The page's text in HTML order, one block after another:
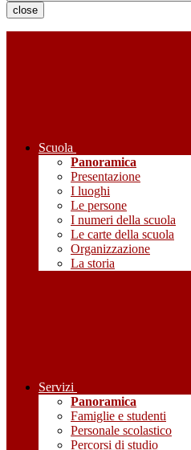
close
Scuola
Panoramica
Presentazione
I luoghi
Le persone
I numeri della scuola
Le carte della scuola
Organizzazione
La storia
Servizi
Panoramica
Famiglie e studenti
Personale scolastico
Percorsi di studio